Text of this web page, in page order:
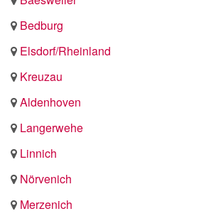
Bedburg
Elsdorf/Rheinland
Kreuzau
Aldenhoven
Langerwehe
Linnich
Nörvenich
Merzenich